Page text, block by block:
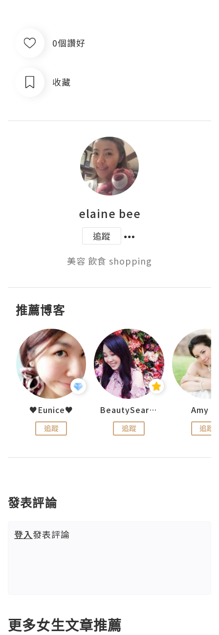
0個讚好
收藏
elaine bee
追蹤
美容 飲食 shopping
推薦博客
♥Eunice♥
追蹤
BeautySearch
追蹤
Amy
追蹤
發表評論
登入發表評論
更多女生文章推薦